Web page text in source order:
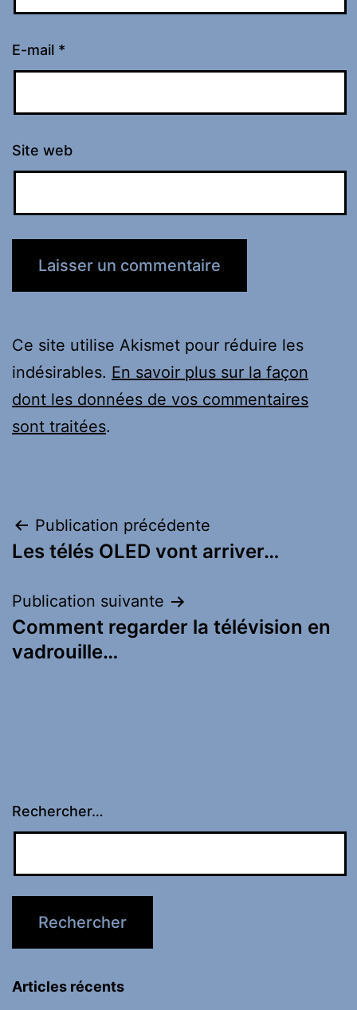
E-mail *
Site web
Ce site utilise Akismet pour réduire les
indésirables. En savoir plus sur la façon
dont les données de vos commentaires
sont traitées.
Navigation
de
l’article
Publication précédente
Les télés OLED vont arriver…
Publication suivante
Comment regarder la télévision en
vadrouille…
Rechercher…
Articles récents